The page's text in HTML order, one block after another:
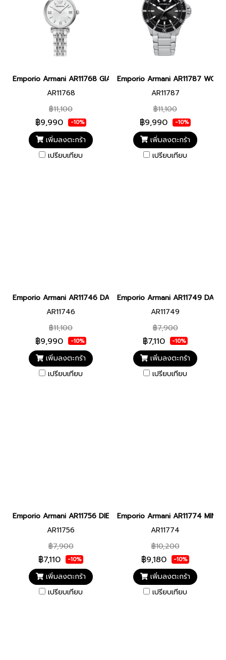
Emporio Armani AR11768 GIANNI T-BAR WOMEN 28MM นาฬิก
AR11768
฿11,100
฿9,990 -10%
เพิ่มลงตะกร้า
เปรียบเทียบ
Emporio Armani AR11787
AR11787
฿11,100
฿9,990 -10%
เพิ่มลงตะกร้า
เปรียบเทียบ
Emporio Armani AR11746 DARIO MEN 42MM นาฬิกาข้อมือ นาฬิกา
AR11746
฿11,100
฿9,990 -10%
เพิ่มลงตะกร้า
เปรียบเทียบ
Emporio Armani AR11749
AR11749
฿7,900
฿7,110 -10%
เพิ่มลงตะกร้า
เปรียบเทียบ
Emporio Armani AR11756 DIEGO MEN 36MM นาฬิกาข้อมือ นาฬิกา
AR11756
฿7,900
฿7,110 -10%
เพิ่มลงตะกร้า
เปรียบเทียบ
Emporio Armani AR11774
AR11774
฿10,200
฿9,180 -10%
เพิ่มลงตะกร้า
เปรียบเทียบ